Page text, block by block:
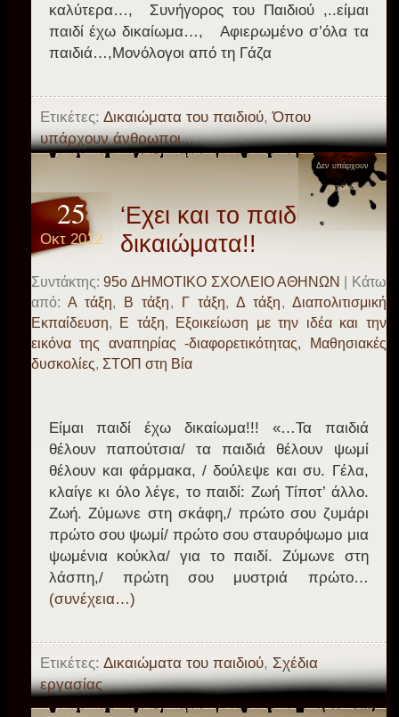
καλύτερα…, Συνήγορος του Παιδιού ,..είμαι
παιδί έχω δικαίωμα…, Αφιερωμένο σ’όλα τα
παιδιά…,Μονόλογοι από τη Γάζα
Ετικέτες: Δικαιώματα του παιδιού,Όπου
υπάρχουν άνθρωποι...
Δεν υπάρχουν
σχόλια
25
Οκτ 2012
‘Εχει και το παιδί
δικαιώματα!!
Συντάκτης: 95o ΔΗΜΟΤΙΚΟ ΣΧΟΛΕΙΟ ΑΘΗΝΩΝ
| Κάτω
από: Α τάξη, Β τάξη, Γ τάξη,Δ τάξη, Διαπολιτισμική
Εκπαίδευση, Ε τάξη,
Εξοικείωση με την ιδέα και την
εικόνα της αναπηρίας -διαφορετικότητας, Μαθησιακές
δυσκολίες, ΣΤΟΠ στη Βία
Είμαι παιδί έχω δικαίωμα!!! «…Τα παιδιά
θέλουν παπούτσια/ τα παιδιά θέλουν ψωμί
θέλουν και φάρμακα, / δούλεψε και συ. Γέλα,
κλαίγε κι όλο λέγε, το παιδί: Ζωή Τίποτ’ άλλο.
Ζωή. Ζύμωνε στη σκάφη,/ πρώτο σου ζυμάρι
πρώτο σου ψωμί/ πρώτο σου σταυρόψωμο μια
ψωμένια κούκλα/ για το παιδί. Ζύμωνε στη
λάσπη,/ πρώτη σου μυστριά πρώτο…
(συνέχεια…)
Ετικέτες: Δικαιώματα του παιδιού, Σχέδια
εργασίας